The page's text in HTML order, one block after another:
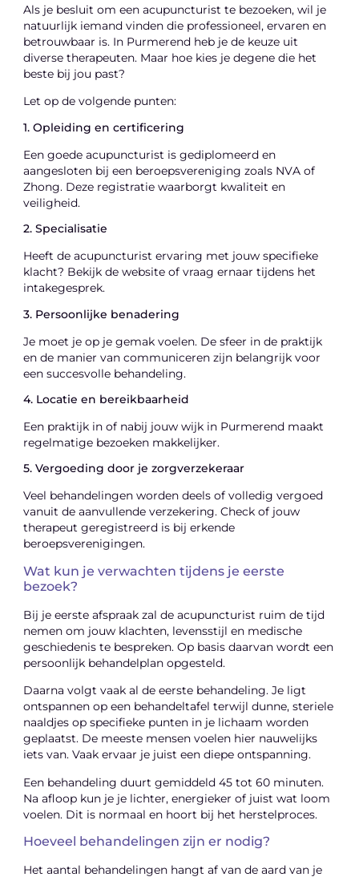
Als je besluit om een acupuncturist te bezoeken, wil je
natuurlijk iemand vinden die professioneel, ervaren en
betrouwbaar is. In Purmerend heb je de keuze uit
diverse therapeuten. Maar hoe kies je degene die het
beste bij jou past?
Let op de volgende punten:
1. Opleiding en certificering
Een goede acupuncturist is gediplomeerd en
aangesloten bij een beroepsvereniging zoals NVA of
Zhong. Deze registratie waarborgt kwaliteit en
veiligheid.
2. Specialisatie
Heeft de acupuncturist ervaring met jouw specifieke
klacht? Bekijk de website of vraag ernaar tijdens het
intakegesprek.
3. Persoonlijke benadering
Je moet je op je gemak voelen. De sfeer in de praktijk
en de manier van communiceren zijn belangrijk voor
een succesvolle behandeling.
4. Locatie en bereikbaarheid
Een praktijk in of nabij jouw wijk in Purmerend maakt
regelmatige bezoeken makkelijker.
5. Vergoeding door je zorgverzekeraar
Veel behandelingen worden deels of volledig vergoed
vanuit de aanvullende verzekering. Check of jouw
therapeut geregistreerd is bij erkende
beroepsverenigingen.
Wat kun je verwachten tijdens je eerste
bezoek?
Bij je eerste afspraak zal de acupuncturist ruim de tijd
nemen om jouw klachten, levensstijl en medische
geschiedenis te bespreken. Op basis daarvan wordt een
persoonlijk behandelplan opgesteld.
Daarna volgt vaak al de eerste behandeling. Je ligt
ontspannen op een behandeltafel terwijl dunne, steriele
naaldjes op specifieke punten in je lichaam worden
geplaatst. De meeste mensen voelen hier nauwelijks
iets van. Vaak ervaar je juist een diepe ontspanning.
Een behandeling duurt gemiddeld 45 tot 60 minuten.
Na afloop kun je je lichter, energieker of juist wat loom
voelen. Dit is normaal en hoort bij het herstelproces.
Hoeveel behandelingen zijn er nodig?
Het aantal behandelingen hangt af van de aard van je